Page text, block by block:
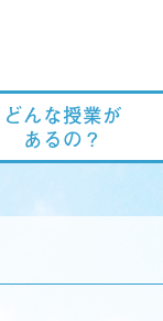
どんな授業が
あるの？